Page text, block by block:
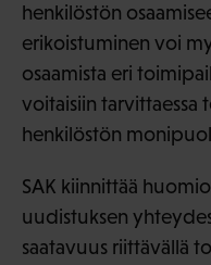
henkilöstön
erikoistuminen voi
osaamista eri
voitaisiin tarvittaessa
henkilöstön
SAK kiinnittää
uudistuksen
saatavuus riittävällä